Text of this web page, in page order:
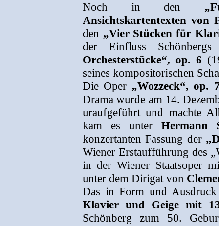
Noch in den
Ansichtskartentexten von
den „Vier Stücken für
der Einfluss
Orchesterstücke“, op. 6
seines kompositorischen
Die Oper „Wozzeck“, op.
Drama wurde am 14.
uraufgeführt und machte
kam es unter Hermann
konzertanten Fassung der
Wiener Erstaufführung des
in der Wiener Staatsoper
unter dem Dirigat von
Das in Form und Ausdruck
Klavier und Geige mit
Schönberg zum 50.